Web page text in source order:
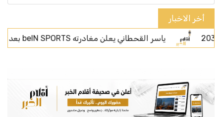
أخر الاخبار
ياسر القحطاني يعلن مغادرته beIN SPORTS بعد أربعة أعوام من الحضور الإعلامي